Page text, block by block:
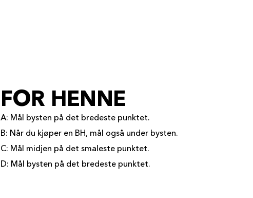
FOR HENNE
A: Mål bysten på det bredeste punktet.
B: Når du kjøper en BH, mål også under bysten.
C: Mål midjen på det smaleste punktet.
D: Mål bysten på det bredeste punktet.